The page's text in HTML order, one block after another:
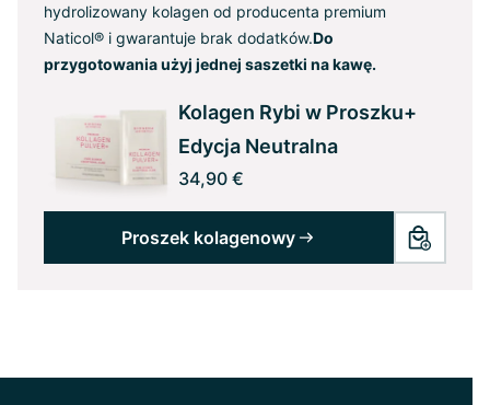
hydrolizowany kolagen od producenta premium
Naticol® i gwarantuje brak dodatków.Do
przygotowania użyj jednej saszetki na kawę.
Kolagen Rybi w Proszku+
Edycja Neutralna
34,90 €
Proszek kolagenowy